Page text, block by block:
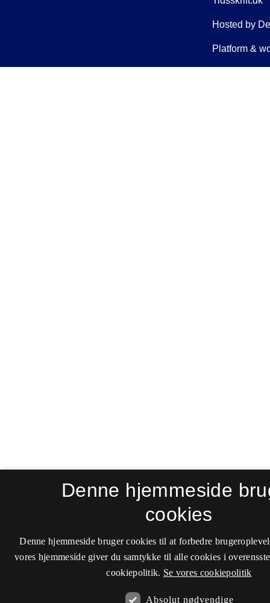
Denne hjemmeside
cookies
Denne hjemmeside bruger cookies til at forbedre
vores hjemmeside giver du samtykke til alle cookies i
cookiepolitik. Se vores cookiepolitik
Absolut nødvendige